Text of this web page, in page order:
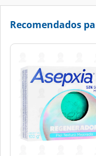
Recomendados